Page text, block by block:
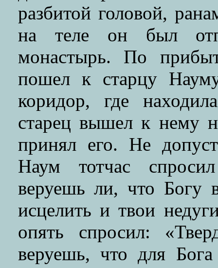
разбитой головой,
на теле он был
монастырь. По
пошел к старцу
коридор, где
старец вышел к нему
принял его. Не
Наум тотчас
веруешь ли, что Богу
исцелить и твои
опять спросил:
веруешь, что для